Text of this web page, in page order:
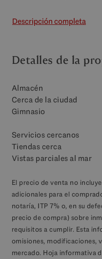
Descripción completa
Detalles de la
Almacén
Cerca de la ciudad
Gimnasio
Servicios cercanos
Tiendas cerca
Vistas parciales al mar
El precio de venta no
adicionales para el
notaría, ITP 7% o, en su
precio de compra) sobre
requisitos a cumplir. Esta
omisiones, modificaciones,
mercado. Hoja informativa